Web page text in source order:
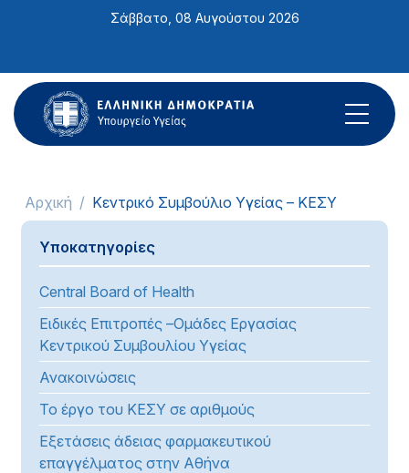
ιστότοπος
περιλαμβάνει
ένα
σύστημα
Σάββατο, 08 Αυγούστου 2026
Αρχική Κεντρικό Συμβούλιο Υγείας – ΚΕΣΥ
Υποκατηγορίες
Central Board of Health
Ειδικές Επιτροπές –Ομάδες Εργασίας
Κεντρικού Συμβουλίου Υγείας
Ανακοινώσεις
Το έργο του ΚΕΣΥ σε αριθμούς
Εξετάσεις άδειας φαρμακευτικού
επαγγέλματος στην Αθήνα